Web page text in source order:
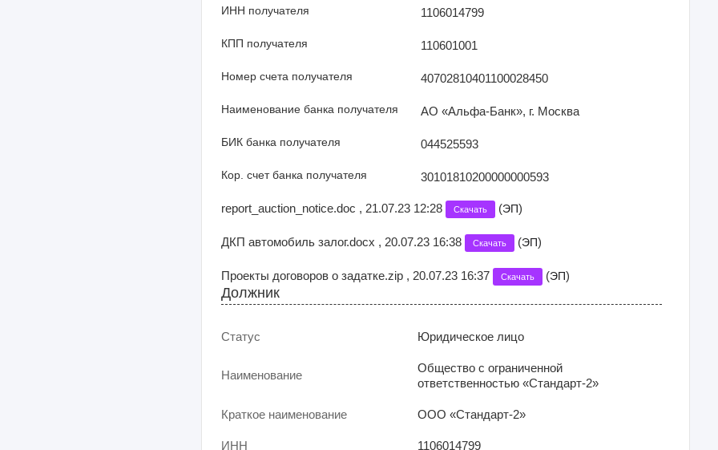
ИНН получателя 1106014799
КПП получателя 110601001
Номер счета получателя 40702810401100028450
Наименование банка получателя АО «Альфа-Банк», г. Москва
БИК банка получателя 044525593
Кор. счет банка получателя 30101810200000000593
report_auction_notice.doc , 21.07.23 12:28 Скачать (ЭП)
ДКП автомобиль залог.docx , 20.07.23 16:38 Скачать (ЭП)
Проекты договоров о задатке.zip , 20.07.23 16:37 Скачать (ЭП)
Должник
Статус Юридическое лицо
Наименование
Общество с ограниченной
ответственностью «Стандарт-2»
Краткое наименование ООО «Стандарт-2»
ИНН 1106014799